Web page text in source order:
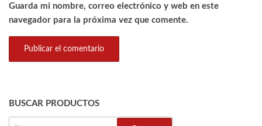
Guarda mi nombre, correo electrónico y web en este
navegador para la próxima vez que comente.
BUSCAR PRODUCTOS
BUSCAR: